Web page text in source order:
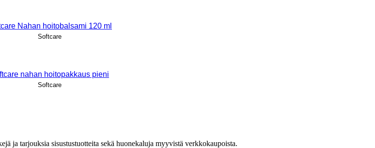
Nahan hoitobalsami 120 ml
Softcare
nahan hoitopakkaus pieni
Softcare
ja tarjouksia sisustustuotteita sekä huonekaluja myyvistä verkkokaupoista.